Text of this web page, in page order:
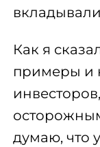
Как я
примеры и
думаю, что